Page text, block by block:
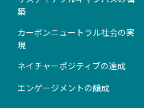
築
カーボンニュートラル社会の実
現
ネイチャーポジティブの達成
エンゲージメントの醸成